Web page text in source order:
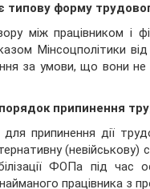
форму
між працівником і
Мінсоцполітики
за умови, що вони не
припинення
припинення дії
ФОПа під час
працівника з